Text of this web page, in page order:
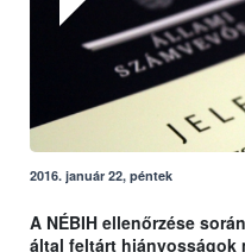
2016. január 22, péntek
A NÉBIH ellenőrzése
által feltárt hiányosságok